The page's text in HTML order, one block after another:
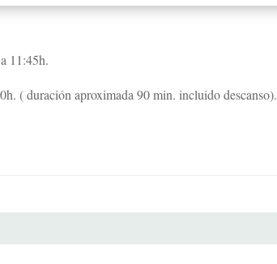
11:45h.
( duración aproximada 90 min. incluido descanso).